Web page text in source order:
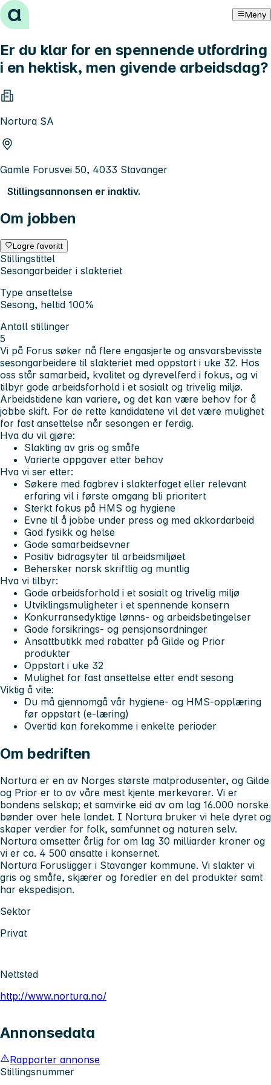
Hopp til innhold Meny
Er du klar for en spennende utfordring
i en hektisk, men givende arbeidsdag?
Nortura SA
Gamle Forusvei 50, 4033 Stavanger
Stillingsannonsen er inaktiv.
Om jobben
Lagre favoritt
Stillingstittel
Sesongarbeider i slakteriet
Type ansettelse
Sesong, heltid 100%
Antall stillinger
5
Vi på Forus søker nå flere engasjerte og ansvarsbevisste
sesongarbeidere til slakteriet med oppstart i uke 32. Hos
oss står samarbeid, kvalitet og dyrevelferd i fokus, og vi
tilbyr gode arbeidsforhold i et sosialt og trivelig miljø.
Arbeidstidene kan variere, og det kan være behov for å
jobbe skift. For de rette kandidatene vil det være mulighet
for fast ansettelse når sesongen er ferdig.
Hva du vil gjøre:
Slakting av gris og småfe
Varierte oppgaver etter behov
Hva vi ser etter:
Søkere med fagbrev i slakterfaget eller relevant
erfaring vil i første omgang bli prioritert
Sterkt fokus på HMS og hygiene
Evne til å jobbe under press og med akkordarbeid
God fysikk og helse
Gode samarbeidsevner
Positiv bidragsyter til arbeidsmiljøet
Behersker norsk skriftlig og muntlig
Hva vi tilbyr:
Gode arbeidsforhold i et sosialt og trivelig miljø
Utviklingsmuligheter i et spennende konsern
Konkurransedyktige lønns- og arbeidsbetingelser
Gode forsikrings- og pensjonsordninger
Ansattbutikk med rabatter på Gilde og Prior
produkter
Oppstart i uke 32
Mulighet for fast ansettelse etter endt sesong
Viktig å vite:
Du må gjennomgå vår hygiene- og HMS-opplæring
før oppstart (e-læring)
Overtid kan forekomme i enkelte perioder
Om bedriften
Nortura er en av Norges største matprodusenter, og Gilde
og Prior er to av våre mest kjente merkevarer. Vi er
bondens selskap; et samvirke eid av om lag 16.000 norske
bønder over hele landet. I Nortura bruker vi hele dyret og
skaper verdier for folk, samfunnet og naturen selv.
Nortura omsetter årlig for om lag 30 milliarder kroner og
vi er ca. 4 500 ansatte i konsernet.
Nortura Forusligger i Stavanger kommune. Vi slakter vi
gris og småfe, skjærer og foredler en del produkter samt
har ekspedisjon.
Sektor
Privat
Nettsted
http://www.nortura.no/
Annonsedata
Rapporter annonse
Stillingsnummer